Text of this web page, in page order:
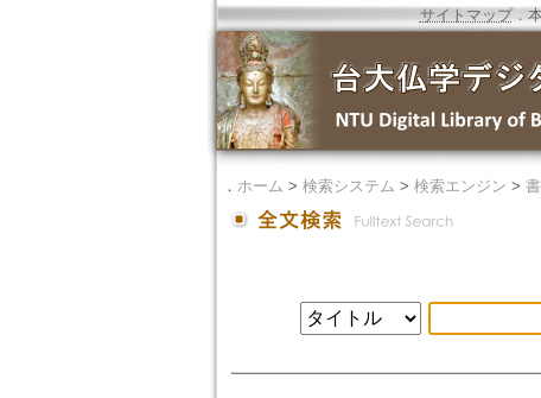
サイトマップ．
． ホーム > 検索システム > 検索エンジン >